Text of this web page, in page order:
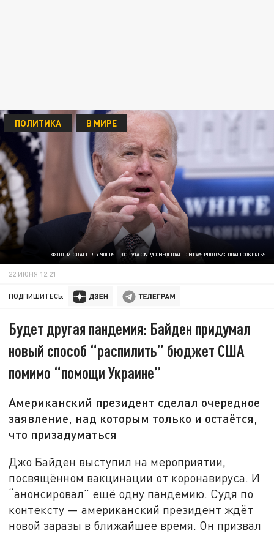
ФОТО: MICHAEL REYNOLDS - POOL VIA CNP/CONSOLIDATED NEWS PHOTOS/GLOBALLOOKPRESS
ПОЛИТИКА В МИРЕ
22 ИЮНЯ 12:21
ПОДПИШИТЕСЬ:
Будет другая пандемия: Байден придумал
новый способ “распилить” бюджет США
помимо “помощи Украине”
Американский президент сделал очередное
заявление, над которым только и остаётся,
что призадуматься
Джо Байден выступил на мероприятии,
посвящённом вакцинации от коронавируса. И
“анонсировал” ещё одну пандемию. Судя по
контексту — американский президент ждёт
новой заразы в ближайшее время. Он призвал